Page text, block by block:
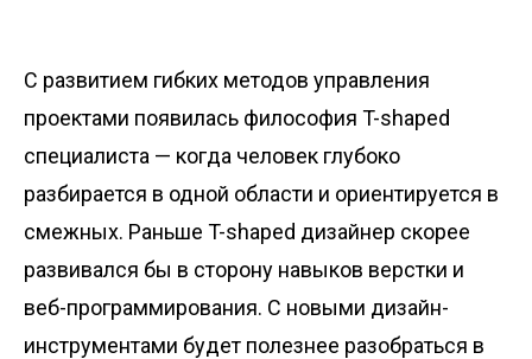
С развитием гибких методов управления
проектами появилась философия T-shaped
специалиста — когда человек глубоко
разбирается в одной области и ориентируется в
смежных. Раньше T-shaped дизайнер скорее
развивался бы в сторону навыков верстки и
веб-программирования. С новыми дизайн-
инструментами будет полезнее разобраться в